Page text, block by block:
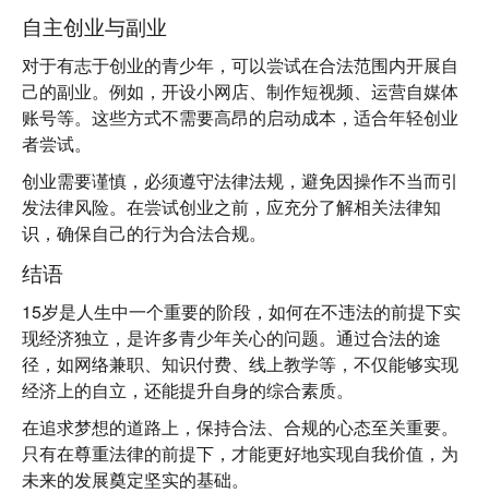
自主创业与副业
对于有志于创业的青少年，可以尝试在合法范围内开展自
己的副业。例如，开设小网店、制作短视频、运营自媒体
账号等。这些方式不需要高昂的启动成本，适合年轻创业
者尝试。
创业需要谨慎，必须遵守法律法规，避免因操作不当而引
发法律风险。在尝试创业之前，应充分了解相关法律知
识，确保自己的行为合法合规。
结语
15岁是人生中一个重要的阶段，如何在不违法的前提下实
现经济独立，是许多青少年关心的问题。通过合法的途
径，如网络兼职、知识付费、线上教学等，不仅能够实现
经济上的自立，还能提升自身的综合素质。
在追求梦想的道路上，保持合法、合规的心态至关重要。
只有在尊重法律的前提下，才能更好地实现自我价值，为
未来的发展奠定坚实的基础。